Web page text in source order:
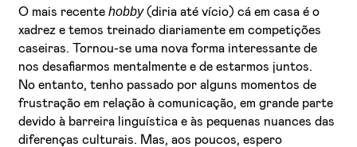
O mais recentehobby(diria até vício) cá em casa é o
xadrez e temos treinado diariamente em competições
caseiras. Tornou-se uma nova forma interessante de
nos desafiarmos mentalmente e de estarmos juntos.
No entanto, tenho passado por alguns momentos de
frustração em relação à comunicação, em grande parte
devido à barreira linguística e às pequenas nuances das
diferenças culturais. Mas, aos poucos, espero